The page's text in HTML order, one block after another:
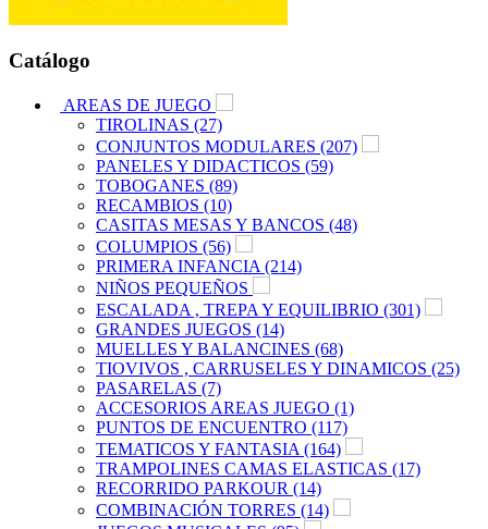
Catálogo
AREAS DE JUEGO
TIROLINAS (27)
CONJUNTOS MODULARES (207)
PANELES Y DIDACTICOS (59)
TOBOGANES (89)
RECAMBIOS (10)
CASITAS MESAS Y BANCOS (48)
COLUMPIOS (56)
PRIMERA INFANCIA (214)
NIÑOS PEQUEÑOS
ESCALADA , TREPA Y EQUILIBRIO (301)
GRANDES JUEGOS (14)
MUELLES Y BALANCINES (68)
TIOVIVOS , CARRUSELES Y DINAMICOS (25)
PASARELAS (7)
ACCESORIOS AREAS JUEGO (1)
PUNTOS DE ENCUENTRO (117)
TEMATICOS Y FANTASIA (164)
TRAMPOLINES CAMAS ELASTICAS (17)
RECORRIDO PARKOUR (14)
COMBINACIÓN TORRES (14)